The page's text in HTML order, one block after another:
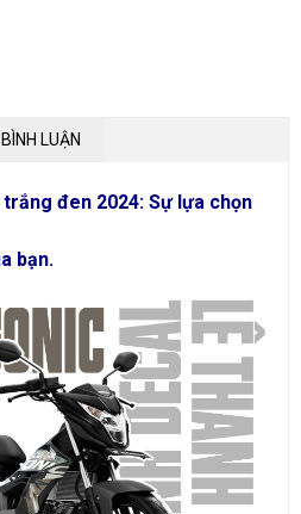
BÌNH LUẬN
đen 2024: Sự lựa chọn
bạn.